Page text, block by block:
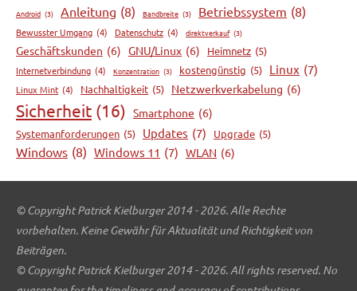
Android (3) Anleitung (8) Bandbreite (3) Betriebssystem (8)
Bewusster Umgang (4) Datenschutz (4) direktverkauf (3)
Geschäftskunden (6) GNU/Linux (6) Heimnetz (5)
Internetverbindung (4) Konzentration (3) kostengünstig (5) Linux (7)
Linux Mint (4) Nachhaltigkeit (5) Netzwerkverkabelung (6)
Sicherheit (16) Smartphone (6)
Systemanforderungen (5) Updates (7) Upgrade (5)
Windows (8) Windows 11 (7) WLAN (6)
© Copyright Patrick Kielburger 2014 - 2026. Alle Rechte
vorbehalten. Keine Gewähr für Aktualität und Richtigkeit von
Beiträgen.
© Copyright Patrick Kielburger 2014 - 2026. All rights reserved. No